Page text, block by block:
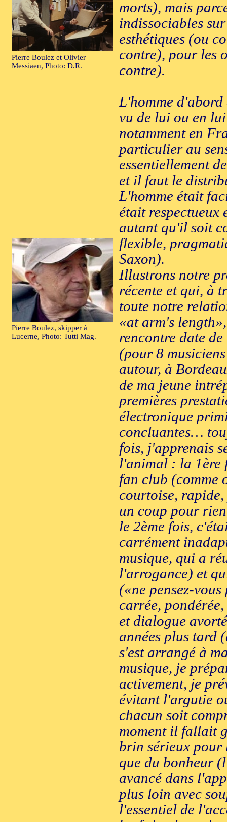
Pierre Boulez et Olivier
Messiaen, Photo: D.R.
Pierre Boulez, skipper à
Lucerne, Photo: Tutti Mag.
morts), mais
indissociables
esthétiques (ou
contre), pour les
contre).
L'homme
vu de lui ou en
notamment en
particulier au
essentiellement
et il faut le
L'homme était
était
autant qu'il soit
flexible,
Saxon).
Illustrons notre
récente et qui, à
toute notre
«at arm's
rencontre date
(pour 8
autour, à
de ma jeune
premières
électronique
concluantes…
fois, j'apprenais
l'animal : la 1ère
fan club
courtoise, rapide,
un coup pour
le 2ème fois,
carrément
musique, qui a
l'arrogance) et
(«ne pensez-
carrée,
et dialogue
années plus tard
s'est arrangé à
musique, je
activement, je
évitant l'argutie
chacun soit
moment il fallait
brin sérieux pour
que du bonheur
avancé dans
plus loin avec
l'essentiel de